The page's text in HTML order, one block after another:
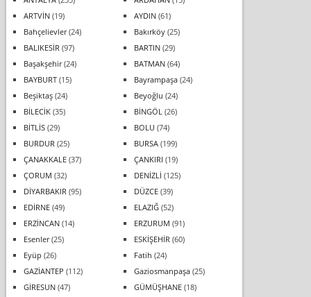
ARTVİN(19) AYDIN(61)
Bahçelievler(24) Bakırköy(25)
BALIKESİR (97) BARTIN(29)
Başakşehir(24) BATMAN(64)
BAYBURT(15) Bayrampaşa(24)
Beşiktaş(24) Beyoğlu (24)
BİLECİK(35) BİNGÖL (26)
BİTLİS(29) BOLU (74)
BURDUR (25) BURSA(199)
ÇANAKKALE(37) ÇANKIRI (19)
ÇORUM (32) DENİZLİ (125)
DİYARBAKIR (95) DÜZCE(39)
EDİRNE(49) ELAZIĞ(52)
ERZİNCAN(14) ERZURUM (91)
Esenler(25) ESKİŞEHİR (60)
Eyüp (26) Fatih (24)
GAZİANTEP (112) Gaziosmanpaşa(25)
GİRESUN(47) GÜMÜŞHANE(18)